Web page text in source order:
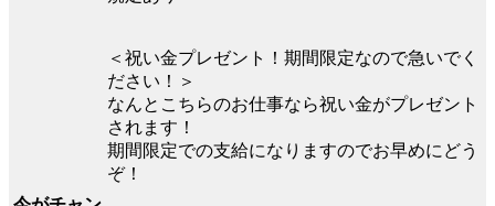
＜祝い金プレゼント！期間限定なので急いでく
ださい！＞
なんとこちらのお仕事なら祝い金がプレゼント
されます！
期間限定での支給になりますのでお早めにどう
ぞ！